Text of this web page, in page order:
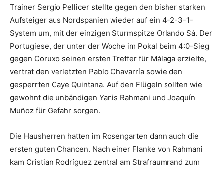
Trainer Sergio Pellicer stellte gegen den bisher starken
Aufsteiger aus Nordspanien wieder auf ein 4-2-3-1-
System um, mit der einzigen Sturmspitze Orlando Sá. Der
Portugiese, der unter der Woche im Pokal beim 4:0-Sieg
gegen Coruxo seinen ersten Treffer für Málaga erzielte,
vertrat den verletzten Pablo Chavarría sowie den
gesperrten Caye Quintana. Auf den Flügeln sollten wie
gewohnt die unbändigen Yanis Rahmani und Joaquín
Muñoz für Gefahr sorgen.
Die Hausherren hatten im Rosengarten dann auch die
ersten guten Chancen. Nach einer Flanke von Rahmani
kam Cristian Rodríguez zentral am Strafraumrand zum